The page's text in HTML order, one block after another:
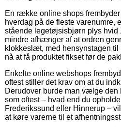
En række online shops
hverdag på de fleste varenumre,
stående legetøjsisbjørn plys hvid
mindre afhænger af at ordren
klokkeslæt, med hensynstagen til
nå at få produktet fikset før de
Enkelte online webshops
oftest stiller det krav om at du
Derudover burde man vælge den
som oftest – hvad end du
Frederikssund eller Hinnerup –
at køre varerne til et